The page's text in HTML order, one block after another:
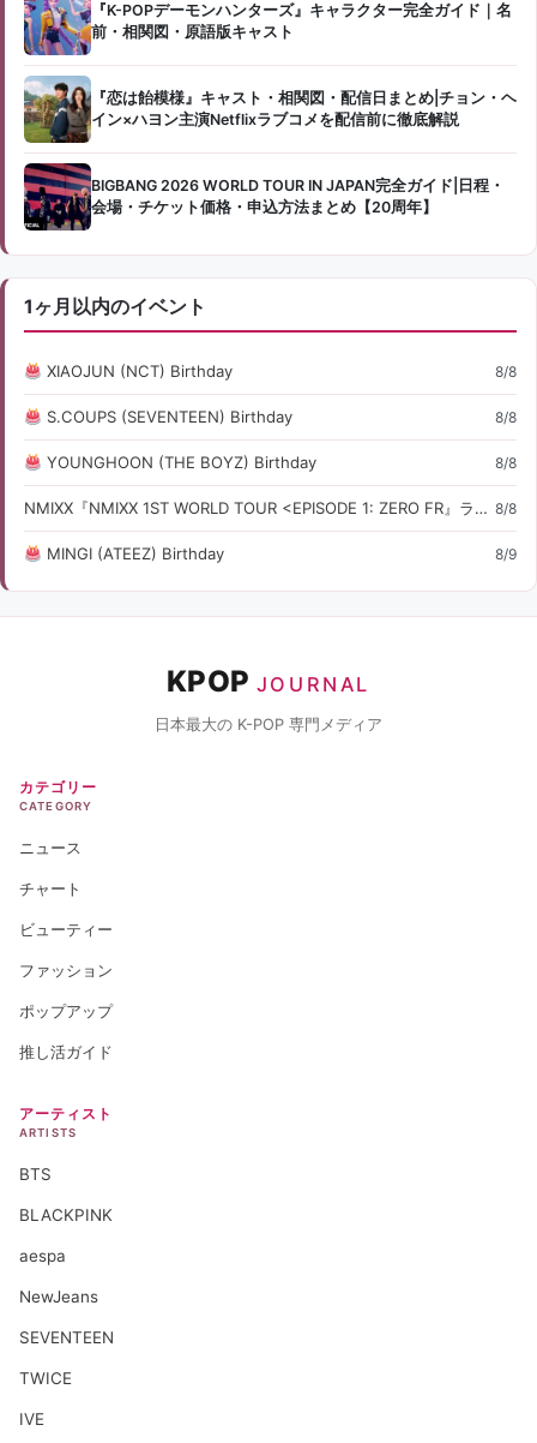
『K-POPデーモンハンターズ』キャラクター完全ガイド｜名
前・相関図・原語版キャスト
『恋は飴模様』キャスト・相関図・配信日まとめ|チョン・ヘ
イン×ハヨン主演Netflixラブコメを配信前に徹底解説
BIGBANG 2026 WORLD TOUR IN JAPAN完全ガイド|日程・
会場・チケット価格・申込方法まとめ【20周年】
1ヶ月以内のイベント
XIAOJUN (NCT) Birthday 8/8
S.COUPS (SEVENTEEN) Birthday 8/8
YOUNGHOON (THE BOYZ) Birthday 8/8
NMIXX『NMIXX 1ST WORLD TOUR <EPISODE 1: ZERO FR』ライブ・コンサート情報 8/8
MINGI (ATEEZ) Birthday 8/9
KPOP JOURNAL
日本最大の K-POP 専門メディア
カテゴリー
CATEGORY
ニュース
チャート
ビューティー
ファッション
ポップアップ
推し活ガイド
アーティスト
ARTISTS
BTS
BLACKPINK
aespa
NewJeans
SEVENTEEN
TWICE
IVE